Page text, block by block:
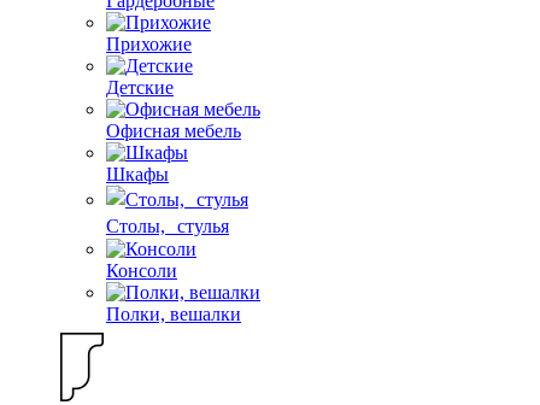
Прихожие
Детские
Офисная мебель
Шкафы
Столы, стулья
Консоли
Полки, вешалки